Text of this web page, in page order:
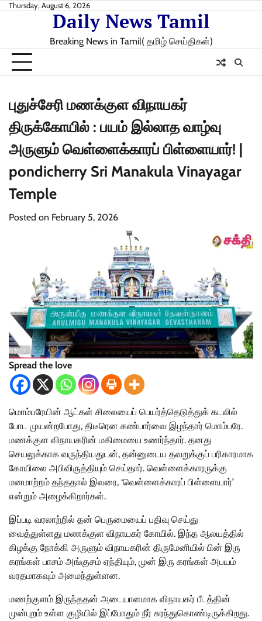
SkipThursday, August 6, 2026
Daily News Tamil
Breaking News in Tamil( தமிழ் செய்திகள்)
புதுச்சேரி மணக்குள விநாயகர்
திருக்கோயில் : பயம் இல்லாத வாழ்வு
அருளும் வெள்ளைக்காரப் பிள்ளையார்! |
pondicherry Sri Manakula Vinayagar
Temple
Posted on February 5, 2026
Spread the love
மொம்பரேயின் ஆட்கள் சிலையைப் பெயர்த்தெடுத்துக் கடலில்
போட முயன்றபோது, திடீரென கண்பார்வை இழந்தார் மொம்பரே.
மணக்குள விநாயகரின் மகிமையை உணர்ந்தார். தனது
செயலுக்காக வருந்தியதுடன், தன்னுடைய தவறுக்குப் பரிகாரமாக
கோயிலை அபிவிருத்தியும் செய்தார். வெள்ளைக்காரருக்கு
மனமாற்றம் தந்ததால் இவரை, ‘வெள்ளைக்காரப் பிள்ளையார்’
என்றும் அழைக்கிறார்கள்.
இப்படி வரலாற்றில் தன் பெருமையைப் பதிவு செய்து
வைத்துள்ளது மணக்குள விநாயகர் கோயில். இந்த ஆலயத்தில்
கிழக்கு நோக்கி அருளும் விநாயகரின் திருமேனியில் பின் இரு
கரங்கள் பாசம் அங்குசம் ஏந்தியும், முன் இரு கரங்கள் அபயம்
வரதமாகவும் அமைந்துள்ளன.
மணற்குளம் இருந்ததன் அடையாளமாக விநாயகர் பீடத்தின்
முன்புறம் உள்ள குழியில் இப்போதும் நீர் சுரந்துகொண்டிருக்கிறது.